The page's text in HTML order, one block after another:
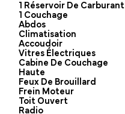
1 Réservoir De Carburant
1 Couchage
Abdos
Climatisation
Accoudoir
Vitres Électriques
Cabine De Couchage
Haute
Feux De Brouillard
Frein Moteur
Toit Ouvert
Radio